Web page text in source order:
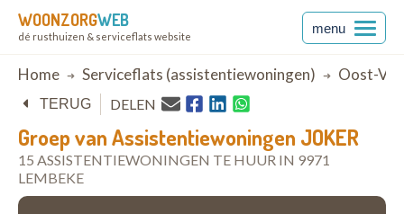
WOONZORGWEB
dé rusthuizen & serviceflats website
menu
Breadcrumb
Home Serviceflats (assistentiewoningen) Oost-
Groep van Assistentiewoningen JOKER
15 ASSISTENTIEWONINGEN TE HUUR IN 9971
LEMBEKE
TERUG DELEN